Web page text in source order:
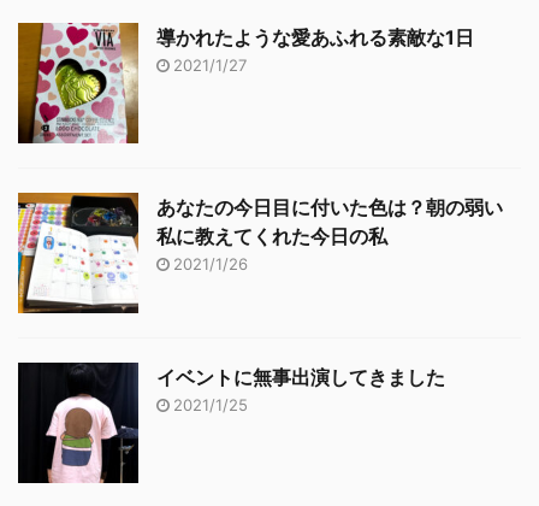
導かれたような愛あふれる素敵な1日
2021/1/27
あなたの今日目に付いた色は？朝の弱い
私に教えてくれた今日の私
2021/1/26
イベントに無事出演してきました
2021/1/25